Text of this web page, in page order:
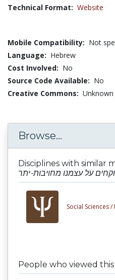
Technical Format: Website
Mobile Compatibility: Not
Language: Hebrew
Cost Involved: No
Source Code Available: No
Creative Commons: Unknown
Browse...
Disciplines with similar
Social Sciences /
People who viewed this